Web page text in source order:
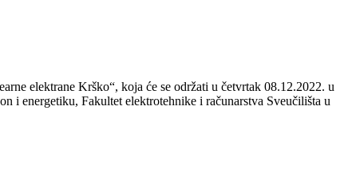
elektrane Krško“, koja će se održati u četvrtak 08.12.2022. u
i energetiku, Fakultet elektrotehnike i računarstva Sveučilišta u